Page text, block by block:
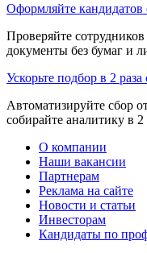
Оформляйте кандидатов
Проверяйте
документы без бумаг и
Ускорьте подбор в 2 раза
Автоматизируйте сбор
собирайте аналитику в 2
О компании
Наши вакансии
Партнерам
Реклама на сайте
Новости и статьи
Инвесторам
Кандидаты по